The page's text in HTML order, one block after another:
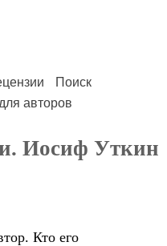
Поиск
авторов
Иосиф Уткин
Кто его